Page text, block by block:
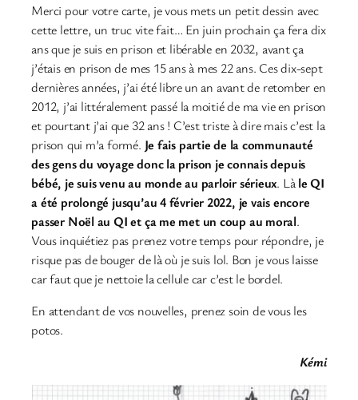
Merci pour votre carte, je vous mets un petit dessin avec
cette lettre, un truc vite fait… En juin prochain ça fera dix
ans que je suis en prison et libérable en 2032, avant ça
j’étais en prison de mes 15 ans à mes 22 ans. Ces dix-sept
dernières années, j’ai été libre un an avant de retomber en
2012, j’ai littéralement passé la moitié de ma vie en prison
et pourtant j’ai que 32 ans ! C’est triste à dire mais c’est la
prison qui m’a formé. Je fais partie de la communauté
des gens du voyage donc la prison je connais depuis
bébé, je suis venu au monde au parloir sérieux. Làle QI
a été prolongé jusqu’au 4 février 2022, je vais encore
passer Noël au QI et ça me met un coup au moral.
Vous inquiétiez pas prenez votre temps pour répondre, je
risque pas de bouger de là où je suis lol. Bon je vous laisse
car faut que je nettoie la cellule car c’est le bordel.
En attendant de vos nouvelles, prenez soin de vous les
potos.
Kémi